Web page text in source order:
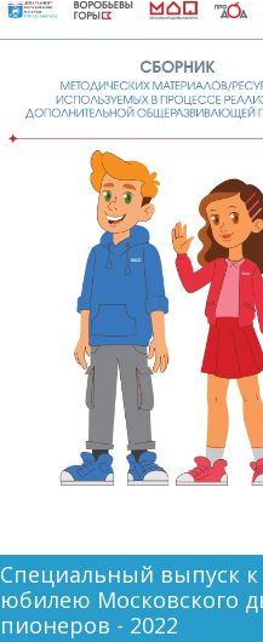
Специальный выпуск к
юбилею Московского
пионеров - 2022